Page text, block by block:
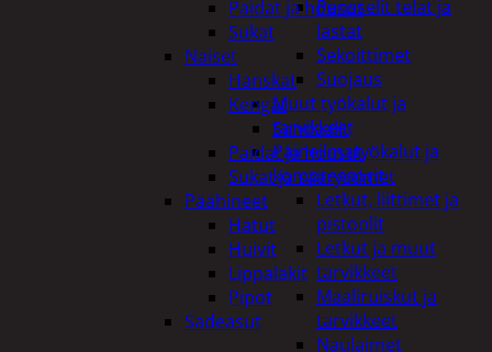
Pensselit telat ja
lastat
Sekoittimet
Suojaus
Muut työkalut ja
tarvikkeet
Paineilmatyökalut ja
kompressorit
Letkut, liittimet ja
pistoolit
Letkut ja muut
tarvikkeet
Maaliruiskut ja
tarvikkeet
Naulaimet
Paidat ja housut
Sukat
Naiset
Hanskat
Kengät
Sandaalit
Paidat ja housut
Sukat ja säärystimet
Päähineet
Hatut
Huivit
Lippalakit
Pipot
Sadeasut